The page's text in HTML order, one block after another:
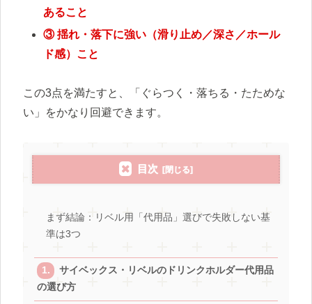
あること
③ 揺れ・落下に強い（滑り止め／深さ／ホール
ド感）こと
この3点を満たすと、「ぐらつく・落ちる・たためな
い」をかなり回避できます。
目次
まず結論：リベル用「代用品」選びで失敗しない基
準は3つ
サイベックス・リベルのドリンクホルダー代用品
の選び方